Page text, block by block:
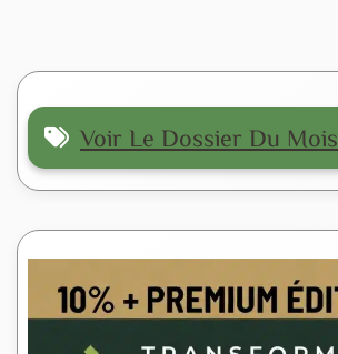
Voir Le Dossier Du Mois